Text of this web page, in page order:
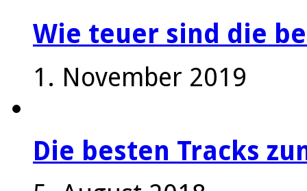
Wie teuer sind die
1. November 2019
Die besten Tracks